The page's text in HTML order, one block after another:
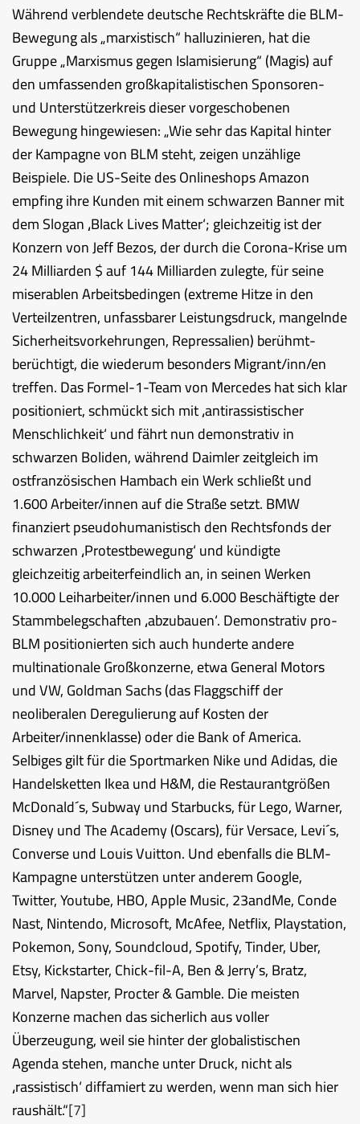
Während verblendete deutsche Rechtskräfte die BLM-
Bewegung als „marxistisch“ halluzinieren, hat die
Gruppe „Marxismus gegen Islamisierung“ (Magis) auf
den umfassenden großkapitalistischen Sponsoren-
und Unterstützerkreis dieser vorgeschobenen
Bewegung hingewiesen: „Wie sehr das Kapital hinter
der Kampagne von BLM steht, zeigen unzählige
Beispiele. Die US-Seite des Onlineshops Amazon
empfing ihre Kunden mit einem schwarzen Banner mit
dem Slogan ‚Black Lives Matter‘; gleichzeitig ist der
Konzern von Jeff Bezos, der durch die Corona-Krise um
24 Milliarden $ auf 144 Milliarden zulegte, für seine
miserablen Arbeitsbedingen (extreme Hitze in den
Verteilzentren, unfassbarer Leistungsdruck, mangelnde
Sicherheitsvorkehrungen, Repressalien) berühmt-
berüchtigt, die wiederum besonders Migrant/inn/en
treffen. Das Formel-1-Team von Mercedes hat sich klar
positioniert, schmückt sich mit ‚antirassistischer
Menschlichkeit‘ und fährt nun demonstrativ in
schwarzen Boliden, während Daimler zeitgleich im
ostfranzösischen Hambach ein Werk schließt und
1.600 Arbeiter/innen auf die Straße setzt. BMW
finanziert pseudohumanistisch den Rechtsfonds der
schwarzen ‚Protestbewegung‘ und kündigte
gleichzeitig arbeiterfeindlich an, in seinen Werken
10.000 Leiharbeiter/innen und 6.000 Beschäftigte der
Stammbelegschaften ‚abzubauen‘. Demonstrativ pro-
BLM positionierten sich auch hunderte andere
multinationale Großkonzerne, etwa General Motors
und VW, Goldman Sachs (das Flaggschiff der
neoliberalen Deregulierung auf Kosten der
Arbeiter/innenklasse) oder die Bank of America.
Selbiges gilt für die Sportmarken Nike und Adidas, die
Handelsketten Ikea und H&M, die Restaurantgrößen
McDonald´s, Subway und Starbucks, für Lego, Warner,
Disney und The Academy (Oscars), für Versace, Levi´s,
Converse und Louis Vuitton. Und ebenfalls die BLM-
Kampagne unterstützen unter anderem Google,
Twitter, Youtube, HBO, Apple Music, 23andMe, Conde
Nast, Nintendo, Microsoft, McAfee, Netflix, Playstation,
Pokemon, Sony, Soundcloud, Spotify, Tinder, Uber,
Etsy, Kickstarter, Chick-fil-A, Ben & Jerry’s, Bratz,
Marvel, Napster, Procter & Gamble. Die meisten
Konzerne machen das sicherlich aus voller
Überzeugung, weil sie hinter der globalistischen
Agenda stehen, manche unter Druck, nicht als
‚rassistisch‘ diffamiert zu werden, wenn man sich hier
raushält.“[7]